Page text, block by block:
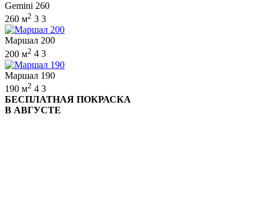
Gemini 260
260 м2 3 3
Маршал 200
200 м2 4 3
Маршал 190
190 м2 4 3
БЕСПЛАТНАЯ ПОКРАСКА
В АВГУСТЕ